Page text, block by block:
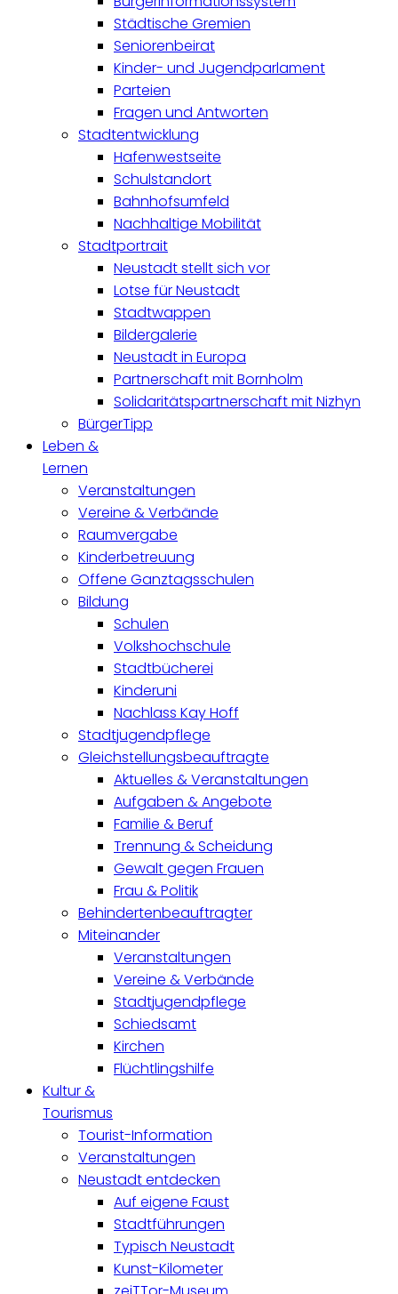
Städtische Gremien
Seniorenbeirat
Kinder- und Jugendparlament
Parteien
Fragen und Antworten
Stadtentwicklung
Hafenwestseite
Schulstandort
Bahnhofsumfeld
Nachhaltige Mobilität
Stadtportrait
Neustadt stellt sich vor
Lotse für Neustadt
Stadtwappen
Bildergalerie
Neustadt in Europa
Partnerschaft mit Bornholm
Solidaritätspartnerschaft mit Nizhyn
BürgerTipp
Leben &
Lernen
Veranstaltungen
Vereine & Verbände
Raumvergabe
Kinderbetreuung
Offene Ganztagsschulen
Bildung
Schulen
Volkshochschule
Stadtbücherei
Kinderuni
Nachlass Kay Hoff
Stadtjugendpflege
Gleichstellungsbeauftragte
Aktuelles & Veranstaltungen
Aufgaben & Angebote
Familie & Beruf
Trennung & Scheidung
Gewalt gegen Frauen
Frau & Politik
Behindertenbeauftragter
Miteinander
Veranstaltungen
Vereine & Verbände
Stadtjugendpflege
Schiedsamt
Kirchen
Flüchtlingshilfe
Kultur &
Tourismus
Tourist-Information
Veranstaltungen
Neustadt entdecken
Auf eigene Faust
Stadtführungen
Typisch Neustadt
Kunst-Kilometer